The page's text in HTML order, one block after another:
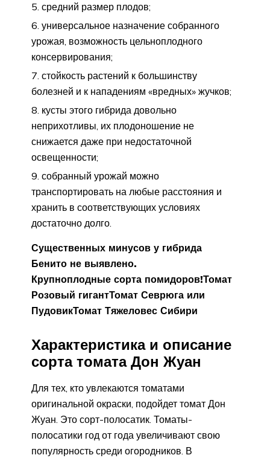
средний размер плодов;
универсальное назначение собранного
урожая, возможность цельноплодного
консервирования;
стойкость растений к большинству
болезней и к нападениям «вредных» жучков;
кусты этого гибрида довольно
неприхотливы, их плодоношение не
снижается даже при недостаточной
освещенности;
собранный урожай можно
транспортировать на любые расстояния и
хранить в соответствующих условиях
достаточно долго.
Существенных минусов у гибрида
Бенито не выявлено.
Крупноплодные сорта помидоров!Томат
Розовый гигантТомат Севрюга или
ПудовикТомат Тяжеловес Сибири
Характеристика и описание
сорта томата Дон Жуан
Для тех, кто увлекаются томатами
оригинальной окраски, подойдет томат Дон
Жуан. Это сорт-полосатик. Томаты-
полосатики год от года увеличивают свою
популярность среди огородников. В